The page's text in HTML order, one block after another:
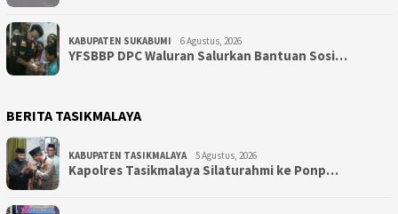
KABUPATEN SUKABUMI 6 Agustus, 2026
YFSBBP DPC Waluran Salurkan Bantuan Sosi…
BERITA TASIKMALAYA
KABUPATEN TASIKMALAYA 5 Agustus, 2026
Kapolres Tasikmalaya Silaturahmi ke Ponp…